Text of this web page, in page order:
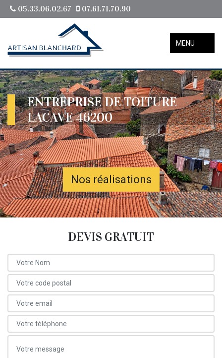
05.33.06.02.67 07.61.71.70.90
MENU
ENTREPRISE DE TOITURE
LACAVE 46200
Nos réalisations
DEVIS GRATUIT